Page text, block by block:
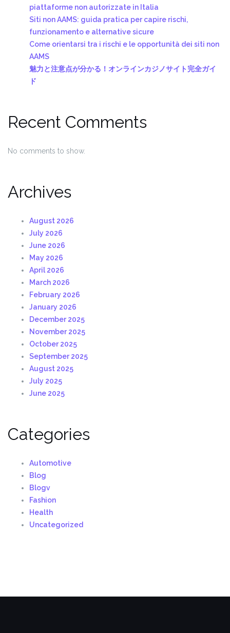
piattaforme non autorizzate in Italia
Siti non AAMS: guida pratica per capire rischi,
funzionamento e alternative sicure
Come orientarsi tra i rischi e le opportunità dei siti non
AAMS
魅力と注意点が分かる！オンラインカジノサイト完全ガイ
ド
Recent Comments
No comments to show.
Archives
August 2026
July 2026
June 2026
May 2026
April 2026
March 2026
February 2026
January 2026
December 2025
November 2025
October 2025
September 2025
August 2025
July 2025
June 2025
Categories
Automotive
Blog
Blogv
Fashion
Health
Uncategorized